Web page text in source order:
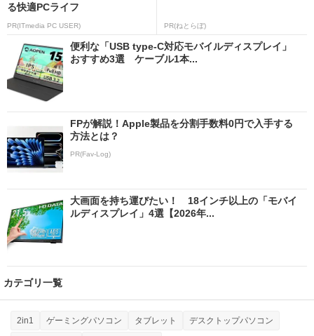
る快適PCライフ
PR(ITmedia PC USER) PR(ねとらぼ)
便利な「USB type-C対応モバイルディスプレイ」
おすすめ3選 ケーブル1本...
FPが解説！Apple製品を分割手数料0円で入手する
方法とは？
PR(Fav-Log)
大画面を持ち運びたい！ 18インチ以上の「モバイ
ルディスプレイ」4選【2026年...
カテゴリ一覧
2in1 ゲーミングパソコン タブレット デスクトップパソコン